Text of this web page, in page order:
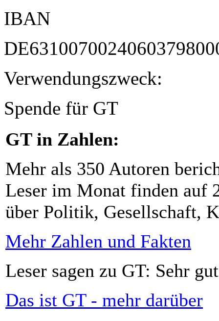
IBAN
Verwendungszweck:
Spende für GT
GT in Zahlen:
Mehr als 350 Autoren
Leser im Monat finden auf
über Politik, Gesellschaft,
Mehr Zahlen und Fakten
Leser sagen zu GT: Sehr
Das ist GT - mehr darüber